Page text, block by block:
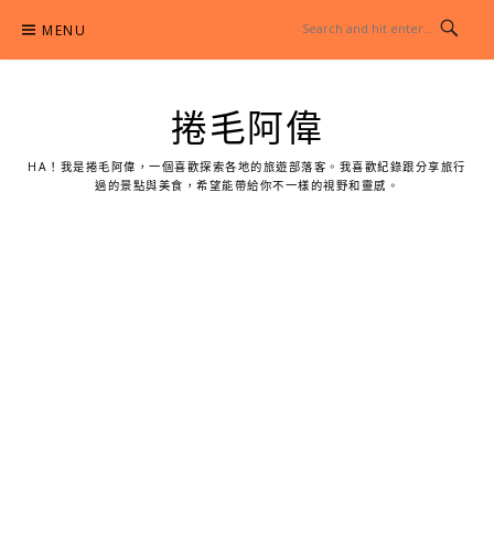
content
MENU
捲毛阿偉
HA！我是捲毛阿偉，一個喜歡探索各地的旅遊部落客。我喜歡紀錄跟分享旅行
過的景點與美食，希望能帶給你不一樣的視野和靈感。